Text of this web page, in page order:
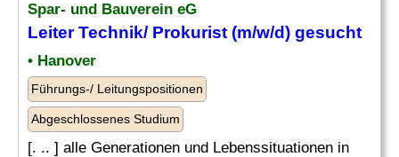
Spar- und Bauverein eG
Leiter Technik/ Prokurist (m/w/d) gesucht
• Hanover
Führungs-/ Leitungspositionen
Abgeschlossenes Studium
[. .. ] alle Generationen und Lebenssituationen in